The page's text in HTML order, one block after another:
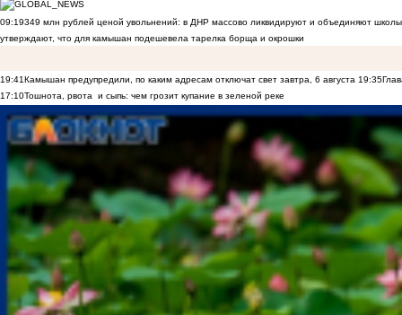
09:19349 млн рублей ценой увольнений: в ДНР массово ликвидируют и объединяют
утверждают, что для камышан подешевела тарелка борща и окрошки
19:41Камышан предупредили, по каким адресам отключат свет завтра, 6 августа 19:35
17:10Тошнота, рвота и сыпь: чем грозит купание в зеленой реке